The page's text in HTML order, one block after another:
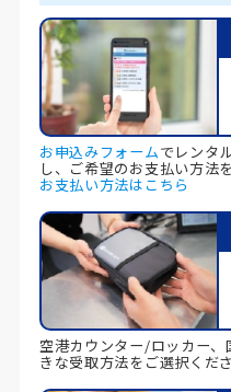
お申込みフォームでレンタ
し、ご希望のお支払い方法
お支払い方法はこちら
空港カウンター/ロッカー
きな受取方法をご選択くださ